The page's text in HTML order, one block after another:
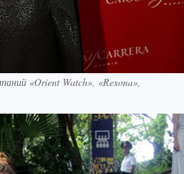
«Orient Watch», «Rexona»,